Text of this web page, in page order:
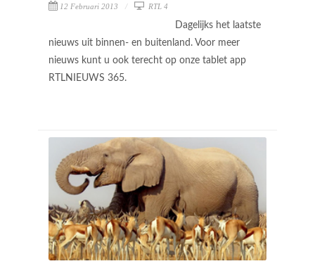
12 Februari 2013 RTL 4
Dagelijks het laatste
nieuws uit binnen- en buitenland. Voor meer
nieuws kunt u ook terecht op onze tablet app
RTLNIEUWS 365.